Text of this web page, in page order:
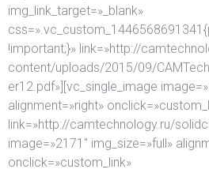
img_link_target=»_blank»
!important;}» link=»http://
content/uploads/2015/09/
er12.pdf»][vc_single_image
alignment=»right»
link=»http://camtechnology.ru/
image=»2171″ img_size=»full»
onclick=»custom_link»